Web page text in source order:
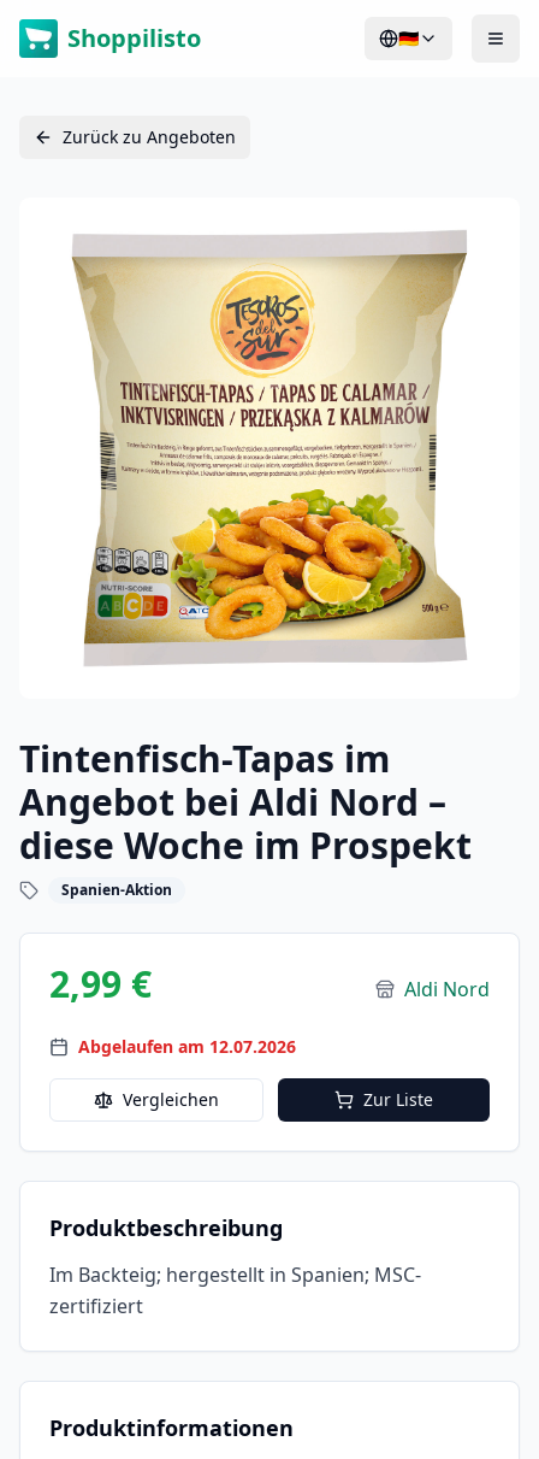
Shoppilisto 🇩🇪
Zurück zu Angeboten
Tintenfisch-Tapas im
Angebot bei Aldi Nord –
diese Woche im Prospekt
Spanien-Aktion
2,99 € Aldi Nord
Abgelaufen am 12.07.2026
Vergleichen Zur Liste
Produktbeschreibung
Im Backteig; hergestellt in Spanien; MSC-
zertifiziert
Produktinformationen